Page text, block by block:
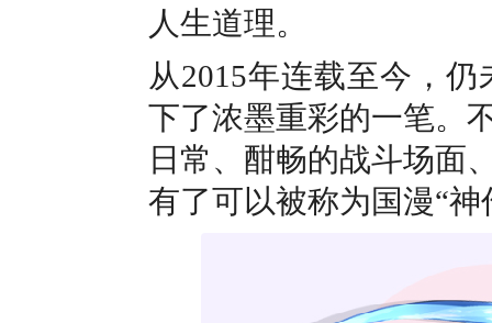
人生道理。
从2015年连载至今，
下了浓墨重彩的一笔。
日常、酣畅的战斗场
有了可以被称为国漫“神